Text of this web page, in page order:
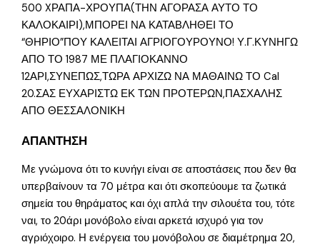
500 XΡΑΠΑ-ΧΡΟΥΠΑ(ΤΗΝ ΑΓΟΡΑΣΑ ΑΥΤΟ ΤΟ
ΚΑΛΟΚΑΙΡΙ),ΜΠΟΡΕΙ ΝΑ ΚΑΤΑΒΛΗΘΕΙ ΤΟ
“ΘΗΡΙΟ”ΠΟΥ ΚΑΛΕΙΤΑΙ ΑΓΡΙΟΓΟΥΡΟΥΝΟ! Υ.Γ.ΚΥΝΗΓΩ
ΑΠΟ ΤΟ 1987 ΜΕ ΠΛΑΓΙΟΚΑΝΝΟ
12ΑΡΙ,ΣΥΝΕΠΩΣ,ΤΩΡΑ ΑΡΧΙΖΩ ΝΑ ΜΑΘΑΙΝΩ ΤΟ Cal
20.ΣΑΣ ΕΥΧΑΡΙΣΤΩ ΕΚ ΤΩΝ ΠΡΟΤΕΡΩΝ,ΠΑΣΧΑΛΗΣ
ΑΠΟ ΘΕΣΣΑΛΟΝΙΚΗ
ΑΠΑΝΤΗΣΗ
Με γνώμονα ότι το κυνήγι είναι σε αποστάσεις που δεν θα
υπερβαίνουν τα 70 μέτρα και ότι σκοπεύουμε τα ζωτικά
σημεία του θηράματος και όχι απλά την σιλουέτα του, τότε
ναι, το 20άρι μονόβολο είναι αρκετά ισχυρό για τον
αγριόχοιρο. Η ενέργεια του μονόβολου σε διαμέτρημα 20,